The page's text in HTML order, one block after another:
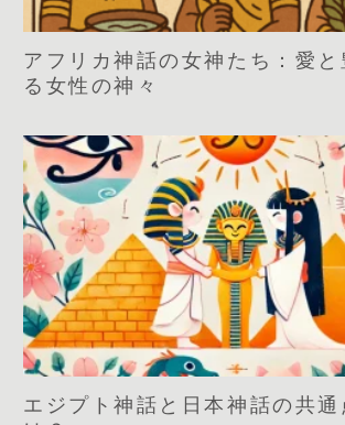
アフリカ神話の女神たち：愛と
る女性の神々
エジプト神話と日本神話の共通